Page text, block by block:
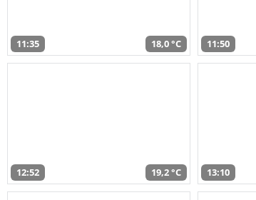
11:35 18,0 °C 11:50
12:52 19,2 °C 13:10